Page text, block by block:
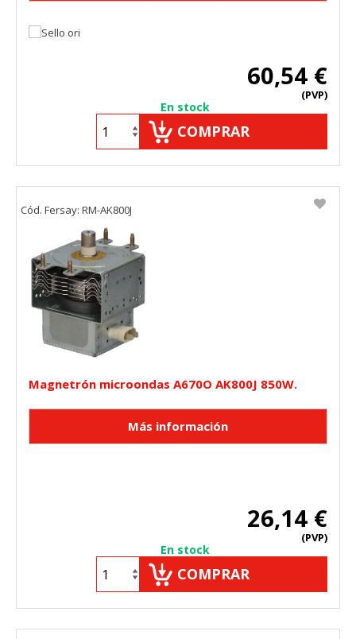
60,54 €
(PVP)
En stock
COMPRAR
Magnetrón microondas A670O AK800J 850W.
26,14 €
(PVP)
En stock
COMPRAR
Cód. Fersay: RM-AK800J